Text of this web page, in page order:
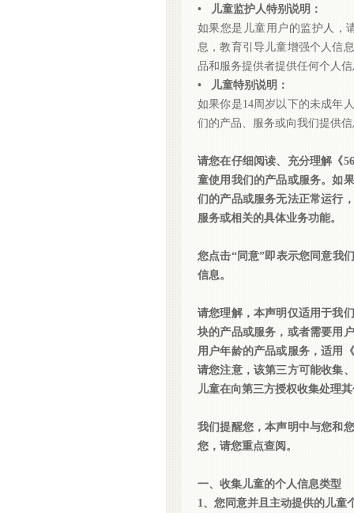
• 儿童监护人特别说明：
如果您是儿童用户的监护人，
息，教育引导儿童增强个人信
品和服务提供者提供任何个人
• 儿童特别说明：
如果你是14周岁以下的未成年
们的产品、服务或向我们提供
请您在仔细阅读、充分理解《
童使用我们的产品或服务。如
们的产品或服务无法正常运行
服务或相关的具体业务功能。
您点击“同意”即表示您同意我
信息。
请您理解，本声明仅适用于我
块的产品或服务，或者需要用
用户年龄的产品或服务，适用
请您注意，该第三方可能收集
儿童在向第三方授权收集处理
我们提醒您，本声明中与您和
您，请您重点查阅。
一、收集儿童的个人信息类型
1、您同意并且主动提供的儿童